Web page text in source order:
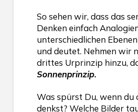
So sehen wir, dass das
Denken einfach
unterschiedlichen
und deutet. Nehmen wir
drittes Urprinzip hinzu,
Sonnenprinzip.
Was spürst Du, wenn du
denkst? Welche Bilder